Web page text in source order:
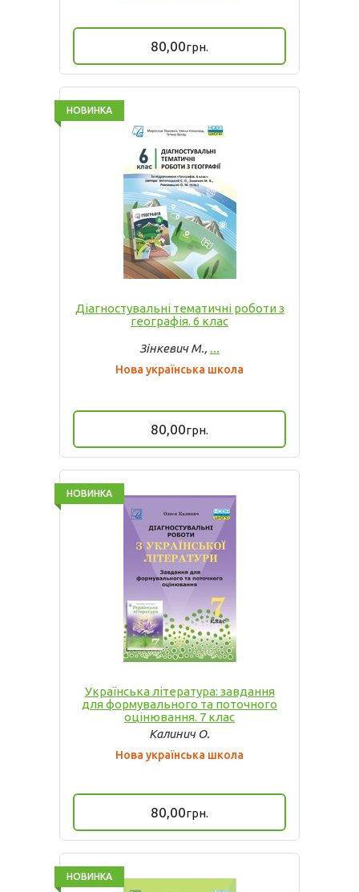
80,00грн.
Діагностувальні тематичні роботи з
географія. 6 клас
Зінкевич М., ...
Нова українська школа
80,00грн.
НОВИНКА
Українська література: завдання
для формувального та поточного
оцінювання. 7 клас
Калинич О.
Нова українська школа
80,00грн.
НОВИНКА
НОВИНКА